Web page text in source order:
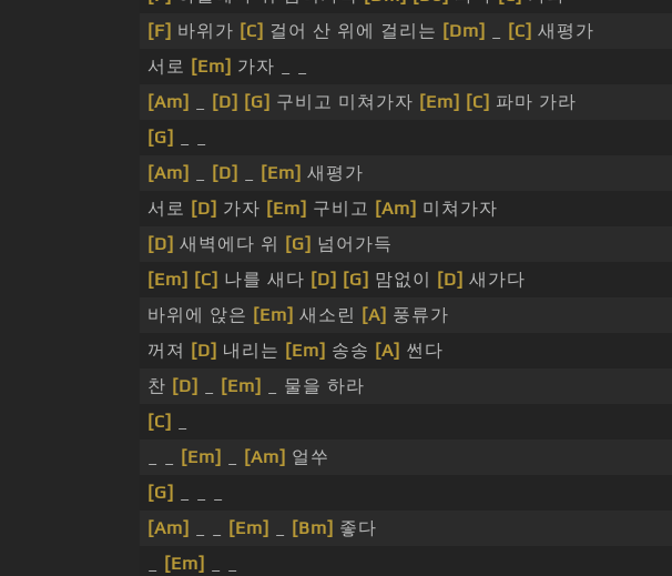
[F] 바위가 [C] 걸어 산 위에 걸리는 [Dm] [C] 새평가
서로 [Em] 가자 _ _
[Am]
[D] [G] 구비고 미쳐가자 [Em] [C] 파마 가라
[G]
[Am]
[D] [Em] 새평가
서로 [D] 가자 [Em] 구비고 [Am] 미쳐가자
[D] 새벽에다 위 [G] 넘어가득
[Em] [C] 나를 새다 [D] [G] 맘없이 [D] 새가다
바위에 앉은 [Em] 새소린 [A] 풍류가
꺼져
[D] 내리는 [Em] 송송 [A] 썬다
찬 [D] [Em]
_ 물을 하라
[C]
[Em] [Am] 얼쑤
[G]
[Am]
[Em] [Bm] 좋다
[Em]